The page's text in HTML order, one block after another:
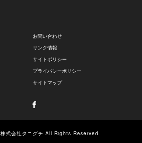
お問い合わせ
リンク情報
サイトポリシー
プライバシーポリシー
サイトマップ
株式会社タニグチ All Rights Reserved.